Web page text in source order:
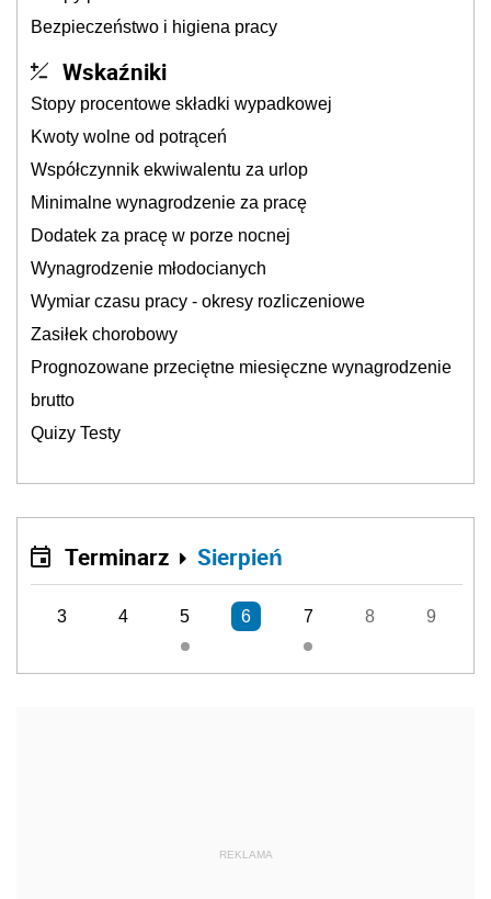
Bezpieczeństwo i higiena pracy
Wskaźniki
Stopy procentowe składki wypadkowej
Kwoty wolne od potrąceń
Współczynnik ekwiwalentu za urlop
Minimalne wynagrodzenie za pracę
Dodatek za pracę w porze nocnej
Wynagrodzenie młodocianych
Wymiar czasu pracy - okresy rozliczeniowe
Zasiłek chorobowy
Prognozowane przeciętne miesięczne wynagrodzenie
brutto
Quizy Testy
Terminarz Sierpień
3 4 5 6 7 8 9
REKLAMA